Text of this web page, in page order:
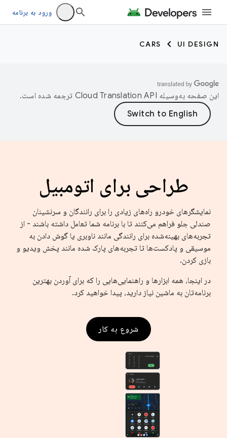
ورود به برنامه
UI DESIGN
CARS
این صفحه به‌وسیله ترجمه شده است.
طراحی برای اتومبیل
نمایشگرهای خودرو راه‌های زیادی را برای رانندگان و سرنشینان
صندلی جلو فراهم می‌کنند تا با برنامه شما تعامل داشته باشند - از
تجربه‌های بهینه‌شده برای رانندگی مانند ناوبری یا گوش دادن به
موسیقی و پادکست‌ها تا تجربه‌های پارک شده مانند پخش ویدیو و
بازی کردن.
در اینجا، همه ابزارها و راهنمایی‌هایی را که برای آوردن بهترین
برنامه‌تان به ماشین نیاز دارید، پیدا خواهید کرد.
شروع به کار